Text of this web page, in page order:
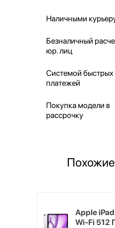
Наличными
Безналичный
юр. лиц
Системой быстрых
платежей
Покупка модели в
рассрочку
Apple
Wi-Fi 512